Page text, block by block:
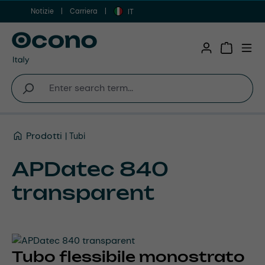
Vai al contenuto principale
Notizie Carriera IT
Prodotti Tubi
APDatec 840
transparent
Tubo flessibile monostrato